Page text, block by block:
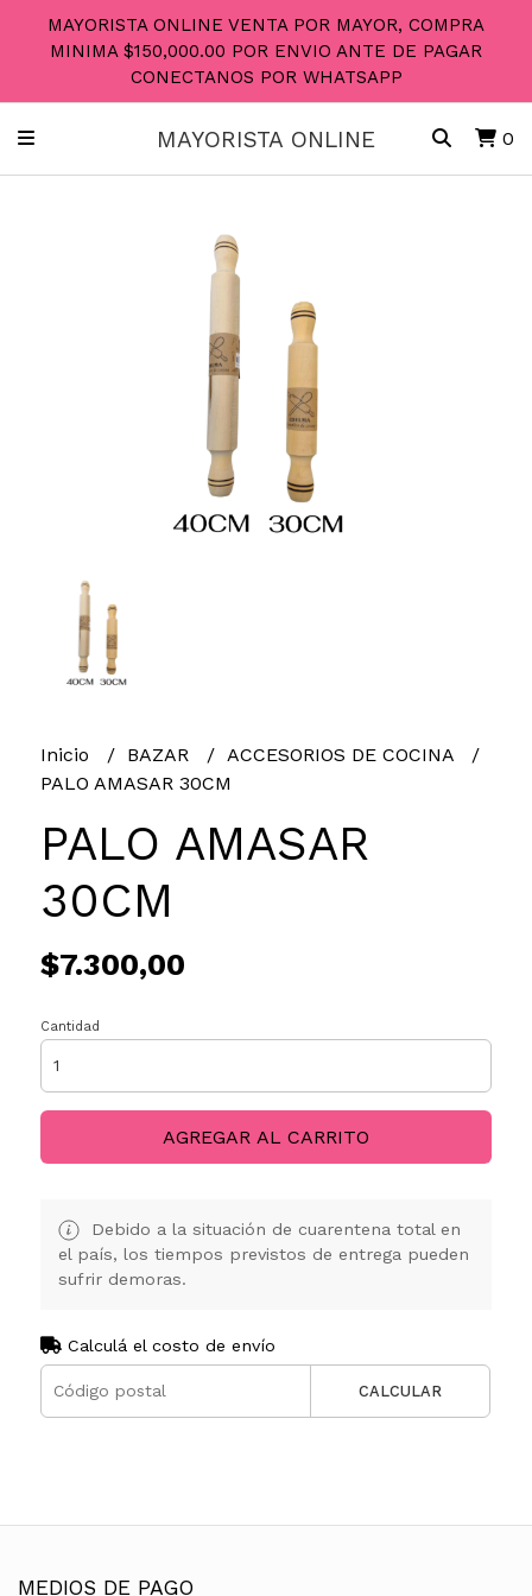
MAYORISTA ONLINE VENTA POR MAYOR, COMPRA
MINIMA $150,000.00 POR ENVIO ANTE DE PAGAR
CONECTANOS POR WHATSAPP
MAYORISTA ONLINE 0
Inicio BAZAR
ACCESORIOS DE COCINA
PALO AMASAR 30CM
PALO AMASAR
30CM
$7.300,00
Cantidad
AGREGAR AL CARRITO
Debido a la situación de cuarentena total en
el país, los tiempos previstos de entrega pueden
sufrir demoras.
Calculá el costo de envío
CALCULAR
MEDIOS DE PAGO